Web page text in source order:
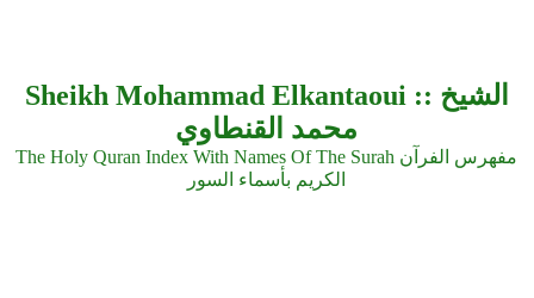
Sheikh Mohammad Elkantaoui :: الشيخ
محمد القنطاوي
The Holy Quran Index With Names Of The Surah مفهرس الفرآن
الكريم بأسماء السور